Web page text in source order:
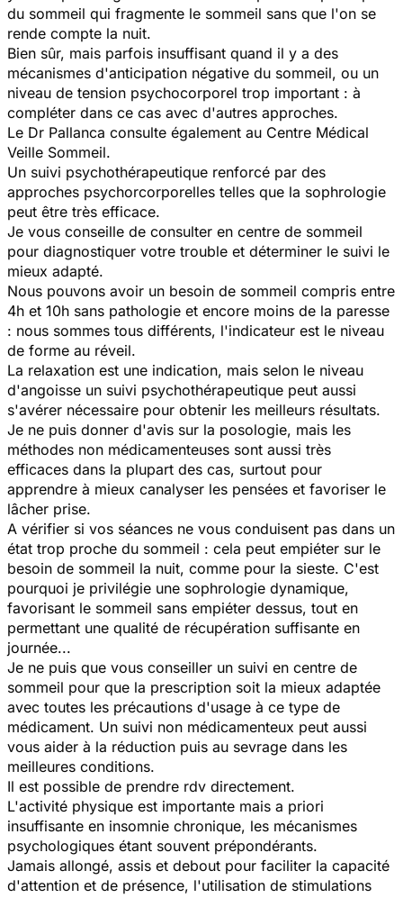
du sommeil qui fragmente le sommeil sans que l'on se
rende compte la nuit.
Bien sûr, mais parfois insuffisant quand il y a des
mécanismes d'anticipation négative du sommeil, ou un
niveau de tension psychocorporel trop important : à
compléter dans ce cas avec d'autres approches.
Le Dr Pallanca consulte également au Centre Médical
Veille Sommeil.
Un suivi psychothérapeutique renforcé par des
approches psychorcorporelles telles que la sophrologie
peut être très efficace.
Je vous conseille de consulter en centre de sommeil
pour diagnostiquer votre trouble et déterminer le suivi le
mieux adapté.
Nous pouvons avoir un besoin de sommeil compris entre
4h et 10h sans pathologie et encore moins de la paresse
: nous sommes tous différents, l'indicateur est le niveau
de forme au réveil.
La relaxation est une indication, mais selon le niveau
d'angoisse un suivi psychothérapeutique peut aussi
s'avérer nécessaire pour obtenir les meilleurs résultats.
Je ne puis donner d'avis sur la posologie, mais les
méthodes non médicamenteuses sont aussi très
efficaces dans la plupart des cas, surtout pour
apprendre à mieux canalyser les pensées et favoriser le
lâcher prise.
A vérifier si vos séances ne vous conduisent pas dans un
état trop proche du sommeil : cela peut empiéter sur le
besoin de sommeil la nuit, comme pour la sieste. C'est
pourquoi je privilégie une sophrologie dynamique,
favorisant le sommeil sans empiéter dessus, tout en
permettant une qualité de récupération suffisante en
journée...
Je ne puis que vous conseiller un suivi en centre de
sommeil pour que la prescription soit la mieux adaptée
avec toutes les précautions d'usage à ce type de
médicament. Un suivi non médicamenteux peut aussi
vous aider à la réduction puis au sevrage dans les
meilleures conditions.
Il est possible de prendre rdv directement.
L'activité physique est importante mais a priori
insuffisante en insomnie chronique, les mécanismes
psychologiques étant souvent prépondérants.
Jamais allongé, assis et debout pour faciliter la capacité
d'attention et de présence, l'utilisation de stimulations